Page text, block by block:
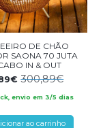
DE CHÃO
SAONA 70 JUTA
IN & OUT
300,89€
envio em 3/5 dias
ao carrinho